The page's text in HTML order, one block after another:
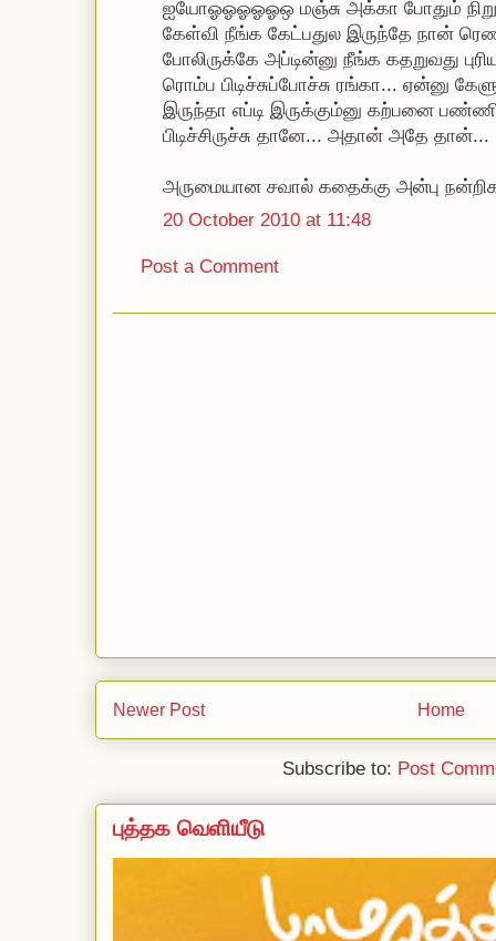
ஐயோஓஓஓஓஓஒ மஞ்சு அக்கா போதும்
கேள்வி நீங்க கேட்பதுல இருந்தே நான்
போலிருக்கே அப்டின்னு நீங்க கதறுவது
ரொம்ப பிடிச்சுப்போச்சு ரங்கா... ஏன்னு
இருந்தா எப்டி இருக்கும்னு கற்பனை
பிடிச்சிருச்சு தானே... அதான் அதே தான்...
அருமையான சவால் கதைக்கு அன்பு
20 October 2010 at 11:48
Post a Comment
Newer Post Home
Subscribe to: Post
புத்தக வெளியீடு